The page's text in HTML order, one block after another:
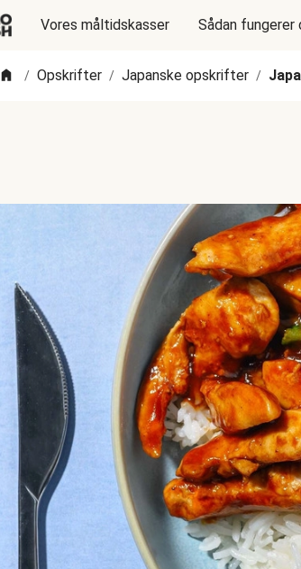
Vores måltidskasser Sådan fungerer
/ Opskrifter / Japanske opskrifter /